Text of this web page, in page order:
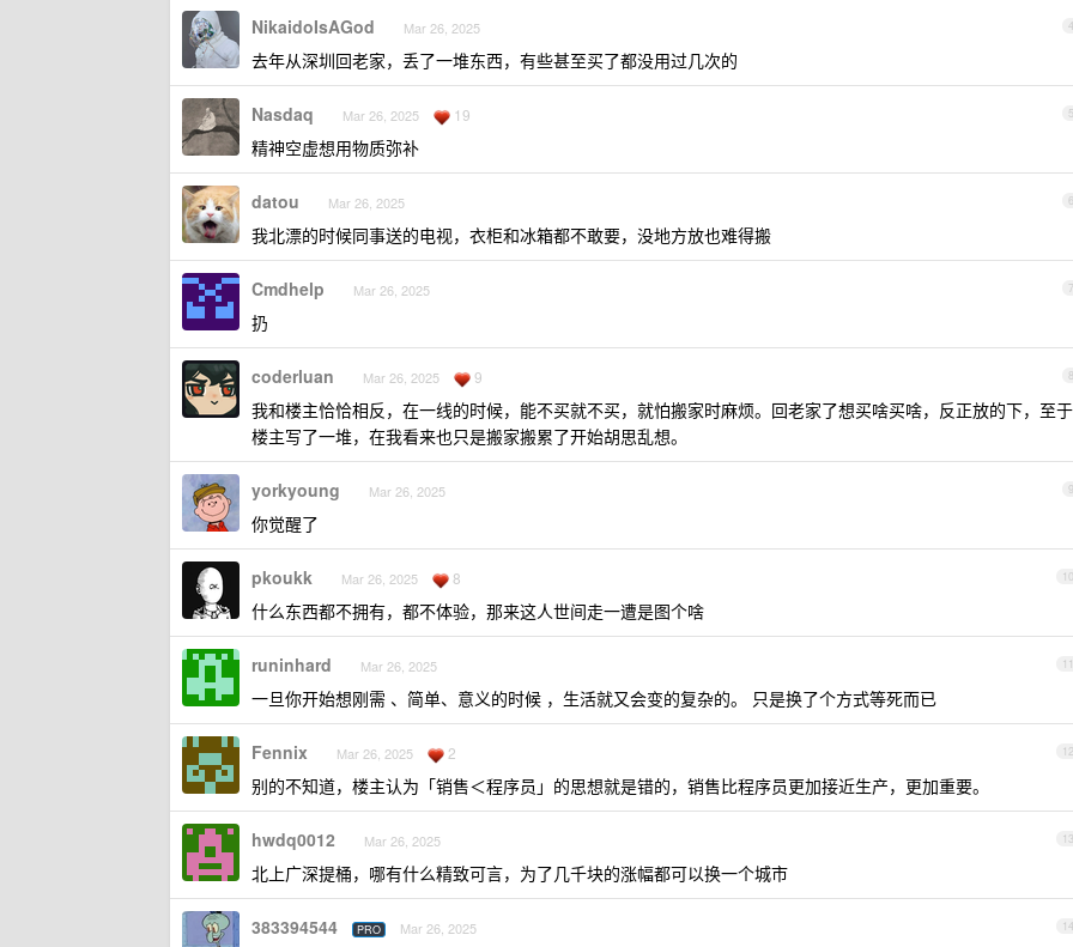
4
NikaidoIsAGod Mar 26, 2025
去年从深圳回老家，丢了一堆东西，有些甚至买了都没用过几次的
5
Nasdaq Mar 26, 2025 19
精神空虚想用物质弥补
6
datou Mar 26, 2025
我北漂的时候同事送的电视，衣柜和冰箱都不敢要，没地方放也难得搬
7
Cmdhelp Mar 26, 2025
扔
8
coderluan Mar 26, 2025 9
我和楼主恰恰相反，在一线的时候，能不买就不买，就怕搬家时麻烦。回老家了想买啥买啥，反正放的下，至于
楼主写了一堆，在我看来也只是搬家搬累了开始胡思乱想。
9
yorkyoung Mar 26, 2025
你觉醒了
10
pkoukk Mar 26, 2025 8
什么东西都不拥有，都不体验，那来这人世间走一遭是图个啥
11
runinhard Mar 26, 2025
一旦你开始想刚需 、简单、意义的时候 ，生活就又会变的复杂的。 只是换了个方式等死而已
12
Fennix Mar 26, 2025 2
别的不知道，楼主认为「销售＜程序员」的思想就是错的，销售比程序员更加接近生产，更加重要。
13
hwdq0012 Mar 26, 2025
北上广深提桶，哪有什么精致可言，为了几千块的涨幅都可以换一个城市
14
383394544 PRO Mar 26, 2025